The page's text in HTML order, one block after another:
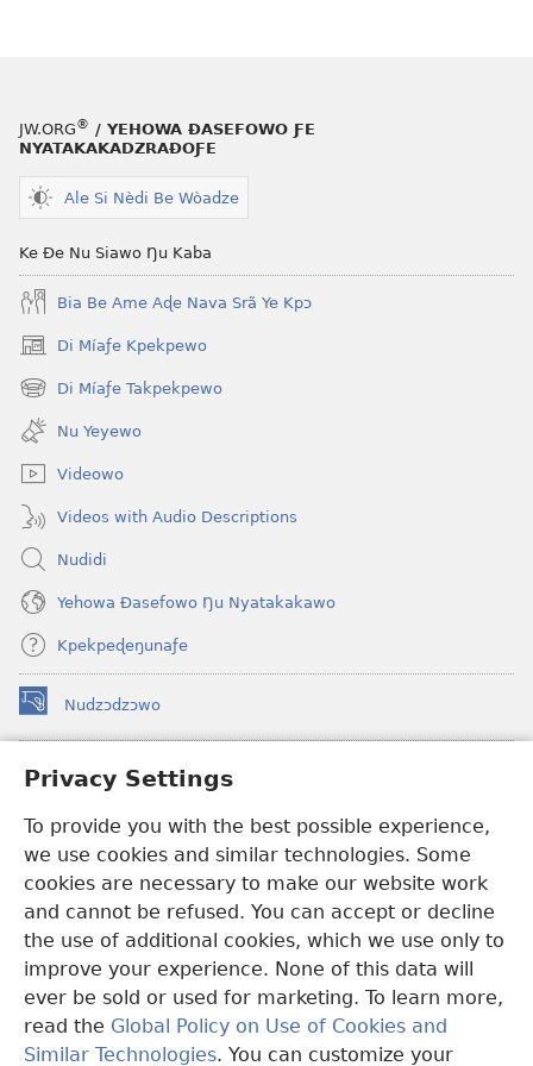
Privacy Settings
To provide you with the best possible experience,
we use cookies and similar technologies. Some
cookies are necessary to make our website work
and cannot be refused. You can accept or decline
the use of additional cookies, which we use only to
improve your experience. None of this data will
ever be sold or used for marketing. To learn more,
read the Global Policy on Use of Cookies and
Similar Technologies. You can customize your
JW.ORG® / YEHOWA ƉASEFOWO ƑE
NYATAKAKADZRAƉOƑE
Ale Si Nèdi Be Wòadze
Ke Ðe Nu Siawo Ŋu Kaba
Bia Be Ame Aɖe Nava Srã Ye Kpɔ
Di Míaƒe Kpekpewo
(opens
new
window)
Di Míaƒe Takpekpewo
(opens
new
window)
Nu Yeyewo
Videowo
Videos with Audio Descriptions
Nudidi
Yehowa Ðasefowo Ŋu Nyatakakawo
Kpekpeɖeŋunaƒe
Nudzɔdzɔwo
(opens
new
Gbetakpɔxɔ INTERNET DZI AGBALẼDZRAƉOƑE
(opens
window)JW Hub ®
(opens
new
window)JW Library
Watchtower Library
Copyright© 2026 Watch Tower Bible and Tract Society of Pennsylvania.